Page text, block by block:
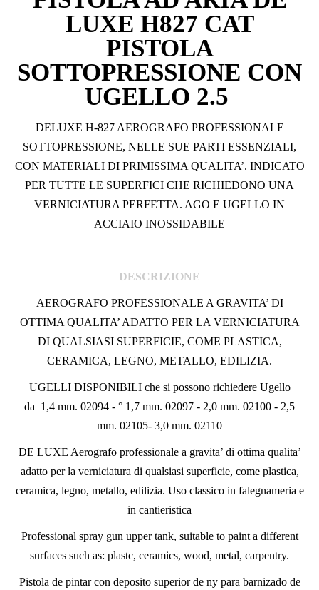
LUXE H827 CAT
PISTOLA
SOTTOPRESSIONE CON
UGELLO 2.5
DELUXE H-827 AEROGRAFO PROFESSIONALE
SOTTOPRESSIONE, NELLE SUE PARTI ESSENZIALI,
CON MATERIALI DI PRIMISSIMA QUALITA’. INDICATO
PER TUTTE LE SUPERFICI CHE RICHIEDONO UNA
VERNICIATURA PERFETTA. AGO E UGELLO IN
ACCIAIO INOSSIDABILE
DESCRIZIONE
AEROGRAFO PROFESSIONALE A GRAVITA’ DI
OTTIMA QUALITA’ ADATTO PER LA VERNICIATURA
DI QUALSIASI SUPERFICIE, COME PLASTICA,
CERAMICA, LEGNO, METALLO, EDILIZIA.
UGELLI DISPONIBILI che si possono richiedere Ugello
da 1,4 mm. 02094 - ° 1,7 mm. 02097 - 2,0 mm. 02100 - 2,5
mm. 02105- 3,0 mm. 02110
DE LUXE Aerografo professionale a gravita’ di ottima qualita’
adatto per la verniciatura di qualsiasi superficie, come plastica,
ceramica, legno, metallo, edilizia. Uso classico in falegnameria e
in cantieristica
Professional spray gun upper tank, suitable to paint a different
surfaces such as: plastc, ceramics, wood, metal, carpentry.
Pistola de pintar con deposito superior de ny para barnizado de